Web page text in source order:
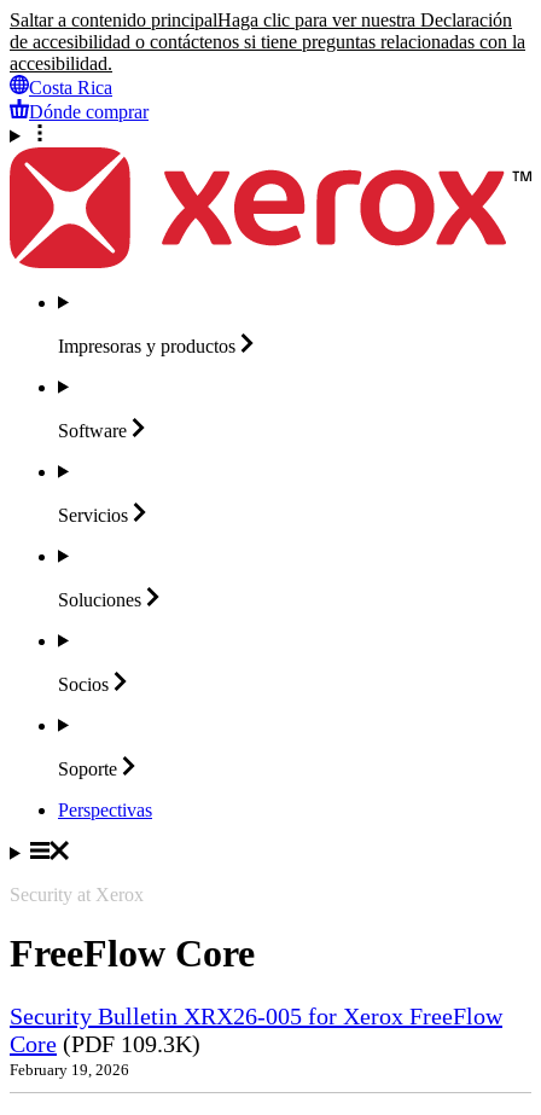
Saltar a contenido principalHaga clic para ver nuestra Declaración
de accesibilidad o contáctenos si tiene preguntas relacionadas con la
accesibilidad.
Costa Rica
Dónde comprar
Impresoras y productos
Software
Servicios
Soluciones
Socios
Soporte
Perspectivas
Security at Xerox
FreeFlow Core
Security Bulletin XRX26-005 for Xerox FreeFlow
Core (PDF 109.3K)
February 19, 2026